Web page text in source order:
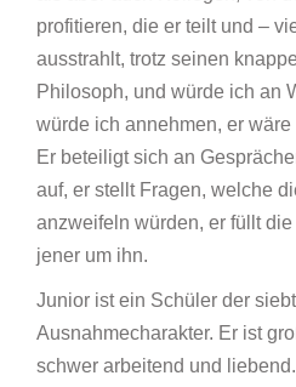
profitieren, die er teilt und –
ausstrahlt, trotz seinen
Philosoph, und würde ich an
würde ich annehmen, er wäre
Er beteiligt sich an
auf, er stellt Fragen, welche
anzweifeln würden, er füllt
jener um ihn.
Junior ist ein Schüler der
Ausnahmecharakter. Er ist
schwer arbeitend und